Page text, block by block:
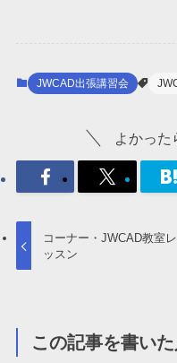
JWCAD出張講習会
よかった
コーナー・JWCAD教室レ
ッスン
この記事を書いた